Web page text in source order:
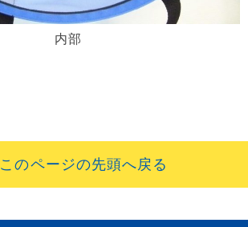
内部
このページの先頭へ戻る